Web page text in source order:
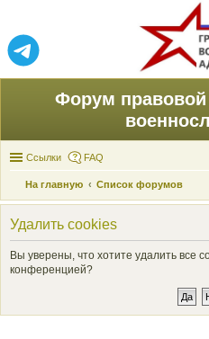
Форум
Ссылки FAQ
На главную
Список форумов
Удалить cookies
Вы уверены, что хотите удалить все
конференцией?